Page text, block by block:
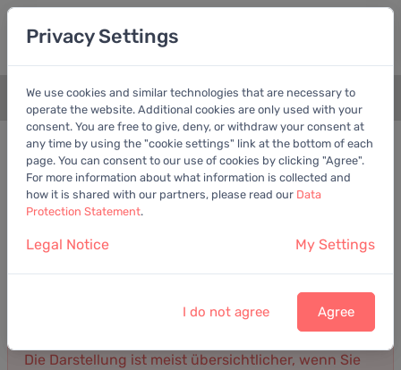
+
Bilanz Gewinn- und Verlustrechnung
Gewinn- und Verlustrechnung von United
Internet AG
Die Darstellung ist meist übersichtlicher, wenn Sie
Privacy Settings
We use cookies and similar technologies that are necessary to
operate the website. Additional cookies are only used with your
consent. You are free to give, deny, or withdraw your consent at
any time by using the "cookie settings" link at the bottom of each
page. You can consent to our use of cookies by clicking "Agree".
For more information about what information is collected and
how it is shared with our partners, please read our Data
Protection Statement.
Legal Notice My Settings
I do not agree Agree